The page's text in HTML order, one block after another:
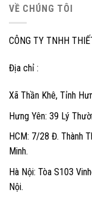
VỀ CHÚNG TÔI
CÔNG TY TNHH
Địa chỉ :
Xã Thần Khê, Tỉnh
Hưng Yên: 39 Lý
HCM: 7/28 Đ. Thành
Minh.
Hà Nội: Tòa S103
Nội.